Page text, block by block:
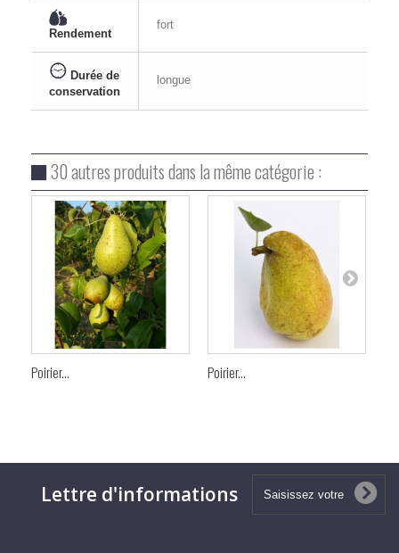
Rendement
fort
Durée de
conservation
longue
30 autres produits dans la même catégorie :
Poirier... Poirier...
Lettre d'informations